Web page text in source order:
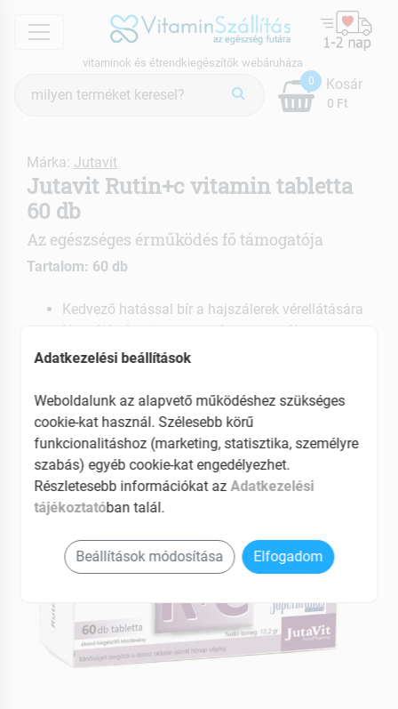
menu
vitaminok és étrendkiegészítők webáruháza
keresés
0
0 Ft
Kosár
Márka: Jutavit
Jutavit Rutin+c vitamin tabletta
60 db
Az egészséges érműködés fő támogatója
Tartalom: 60 db
Kedvező hatással bír a hajszálerek vérellátására
Hozzájárul az immunrendszer normál
működéséhez
Adatkezelési beállítások
Weboldalunk az alapvető működéshez szükséges
cookie-kat használ. Szélesebb körű
funkcionalitáshoz (marketing, statisztika, személyre
szabás) egyéb cookie-kat engedélyezhet.
Részletesebb információkat az Adatkezelési
tájékoztatóban talál.
Beállítások módosítása Elfogadom